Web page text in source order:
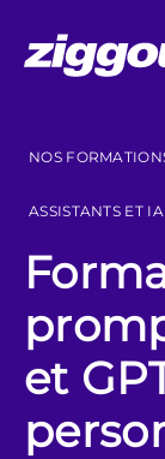
NOS
ASSISTANTS ET
et